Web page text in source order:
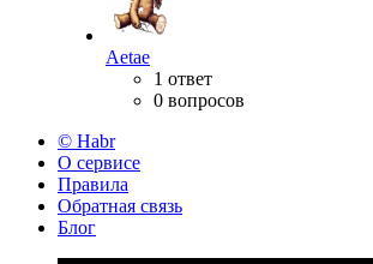
Aetae
1 ответ
0 вопросов
© Habr
О сервисе
Правила
Обратная связь
Блог